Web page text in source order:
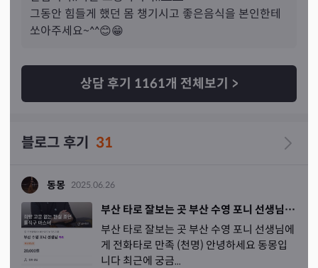
세상에 고민 없는 사람은 없지만 고민을 들어주는 사람도
없다 라고 생각하시는 분들도 선생님 찾아오셔서 조금이나
행복하지길 바라겠습니다! 선생님 감사해요✌😁
그동안 힘들게 했던 몸 챙기시고 좋은음식을 본인한테
쏘아주세요~^^😊😁
상담 후기 1161개 전체보기 >
블로그 후기 31
동몽 2025.06.26
부산 타로 잘보는 곳 부산 수영 포니 선생님에게 전화타로 만족 (천명)
부산 타로 잘보는 곳 부산 수영 포니 선생님에
게 전화타로 만족 (천명) 안녕하세요 동몽입
니다 최근에 궁금...